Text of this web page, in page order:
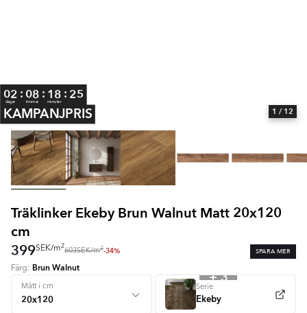
02
dagar
: 08
timmar
: 18
minuter
: 24
KAMPANJPRIS 1 / 12
Träklinker Ekeby Brun Walnut Matt 20x120
cm
399SEK/m2
603SEK/m2-34% SPARA MER
Färg: Brun Walnut
+ 3
Mått i cm Serie
Ekeby